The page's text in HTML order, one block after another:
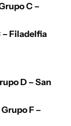
C –
– Filadelfia
D – San
Grupo F –